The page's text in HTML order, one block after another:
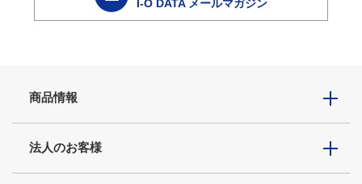
I-O DATA メールマガジン
商品情報
法人のお客様